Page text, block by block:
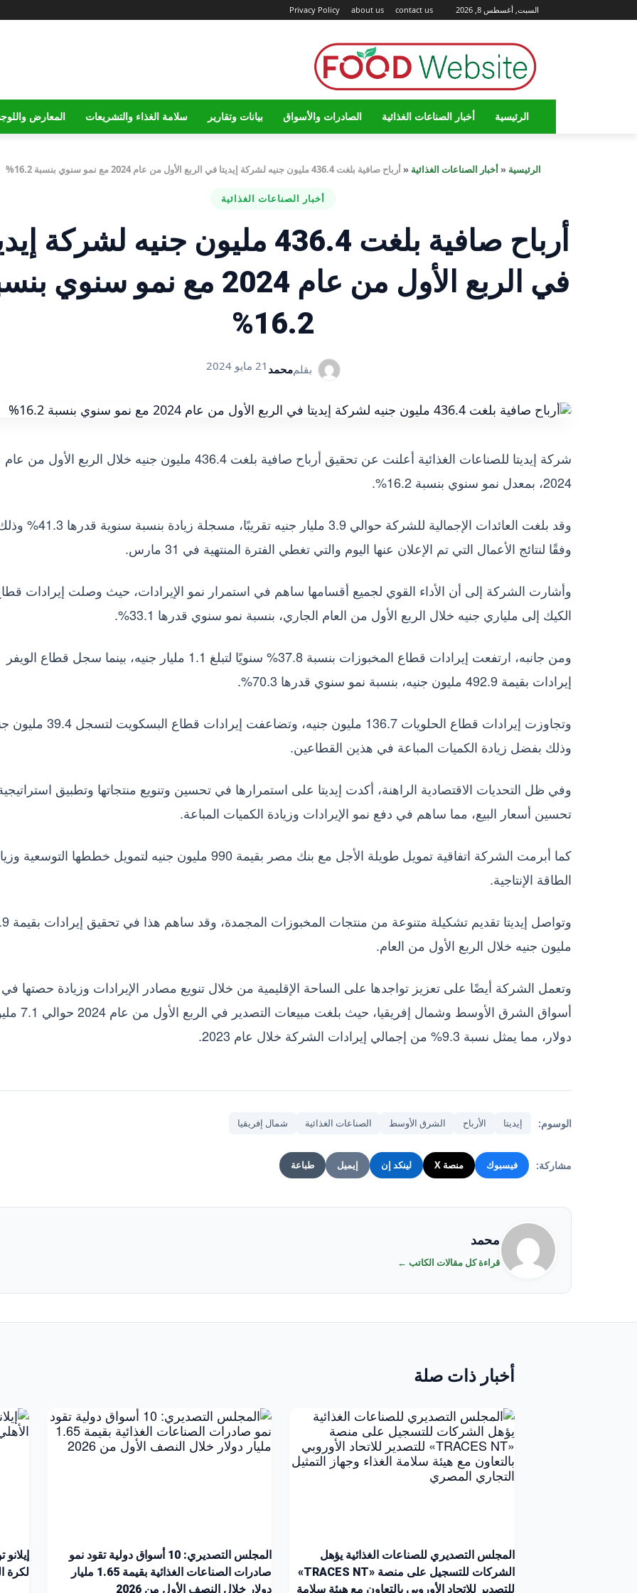
السبت, أغسطس 8, 2026 Privacy Policy about us contact us
الرئيسية أخبار الصناعات الغذائية الصادرات والأسواق بيانات وتقارير سلامة الغذاء والتشريعات المعارض
الرئيسية «أخبار الصناعات الغذائية «أرباح صافية بلغت 436.4 مليون جنيه لشركة إيديتا في الربع الأول من عام 2024 مع نمو سنوي بنسبة 16.2%
أخبار الصناعات الغذائية
أرباح صافية بلغت 436.4 مليون جنيه لشركة
في الربع الأول من عام 2024 مع نمو سنوي
16.2%
بقلممحمد 21 مايو 2024
شركة إيديتا للصناعات الغذائية أعلنت عن تحقيق أرباح صافية بلغت 436.4 مليون جنيه خلال الربع الأول من عام
2024، بمعدل نمو سنوي بنسبة 16.2%.
وقد بلغت العائدات الإجمالية للشركة حوالي 3.9 مليار جنيه تقريبًا، مسجلة زيادة بنسبة سنوية
وفقًا لنتائج الأعمال التي تم الإعلان عنها اليوم والتي تغطي الفترة المنتهية في 31 مارس.
وأشارت الشركة إلى أن الأداء القوي لجميع أقسامها ساهم في استمرار نمو الإيرادات، حيث وصلت إيرادات
الكيك إلى ملياري جنيه خلال الربع الأول من العام الجاري، بنسبة نمو سنوي قدرها 33.1%.
ومن جانبه، ارتفعت إيرادات قطاع المخبوزات بنسبة 37.8% سنويًا لتبلغ 1.1 مليار جنيه، بينما سجل قطاع الويفر
إيرادات بقيمة 492.9 مليون جنيه، بنسبة نمو سنوي قدرها 70.3%.
وتجاوزت إيرادات قطاع الحلويات 136.7 مليون جنيه، وتضاعفت إيرادات
وذلك بفضل زيادة الكميات المباعة في هذين القطاعين.
وفي ظل التحديات الاقتصادية الراهنة، أكدت إيديتا على استمرارها في تحسين وتنويع منتجاتها وتطبيق
تحسين أسعار البيع، مما ساهم في دفع نمو الإيرادات وزيادة الكميات المباعة.
كما أبرمت الشركة اتفاقية تمويل طويلة الأجل مع بنك مصر بقيمة 990 مليون جنيه لتمويل خططها التوسعية
الطاقة الإنتاجية.
وتواصل إيديتا تقديم
مليون جنيه خلال الربع الأول من العام.
وتعمل الشركة أيضًا على تعزيز تواجدها على الساحة الإقليمية من خلال تنويع مصادر الإيرادات وزيادة حصتها في
أسواق الشرق الأوسط وشمال إفريقيا، حيث بلغت
دولار، مما يمثل نسبة 9.3% من إجمالي إيرادات الشركة خلال عام 2023.
الوسوم: إيديتا الأرباح الشرق الأوسط الصناعات الغذائية شمال إفريقيا
مشاركة: فيسبوك منصة X لينكد إن إيميل طباعة
محمد
قراءة كل مقالات الكاتب ←
أخبار ذات صلة
المجلس التصديري للصناعات الغذائية يؤهل
الشركات للتسجيل على منصة «TRACES NT»
للتصدير للاتحاد الأوروبي بالتعاون مع هيئة سلامة
المجلس التصديري: 10 أسواق دولية تقود نمو
صادرات الصناعات الغذائية بقيمة 1.65 مليار
دولار خلال النصف الأول من 2026
لكرة